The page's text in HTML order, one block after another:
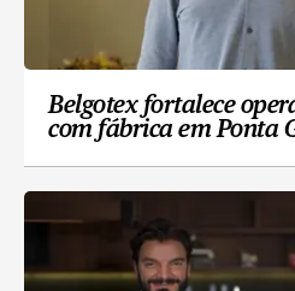
Belgotex fortalece
com fábrica em Ponta